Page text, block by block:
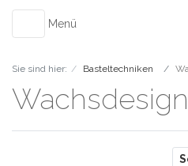
Menü
Sie sind hier: Basteltechniken